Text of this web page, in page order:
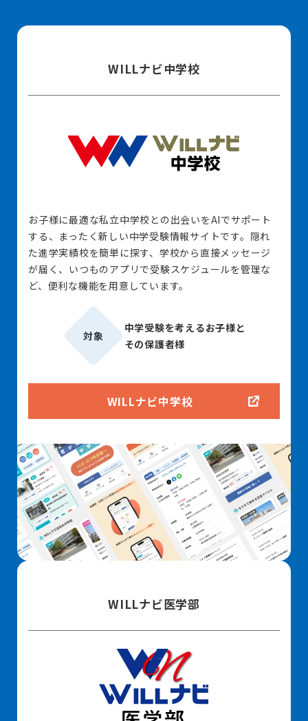
WILLナビ中学校
お子様に最適な私立中学校との出会いをAIでサポート
する、まったく新しい中学受験情報サイトです。隠れ
た進学実績校を簡単に探す、学校から直接メッセージ
が届く、いつものアプリで受験スケジュールを管理な
ど、便利な機能を用意しています。
対象
中学受験を考えるお子様と
その保護者様
WILLナビ中学校
WILLナビ医学部